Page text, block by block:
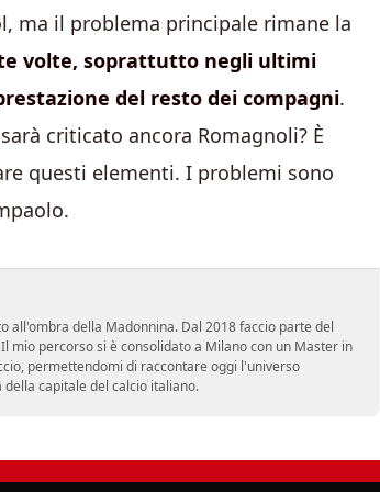
ma il problema principale rimane la
volte, soprattutto negli ultimi
del resto dei compagni.
criticato ancora Romagnoli? È
questi elementi. I problemi sono
all'ombra della Madonnina. Dal 2018 faccio parte del
mio percorso si è consolidato a Milano con un Master in
permettendomi di raccontare oggi l'universo
capitale del calcio italiano.